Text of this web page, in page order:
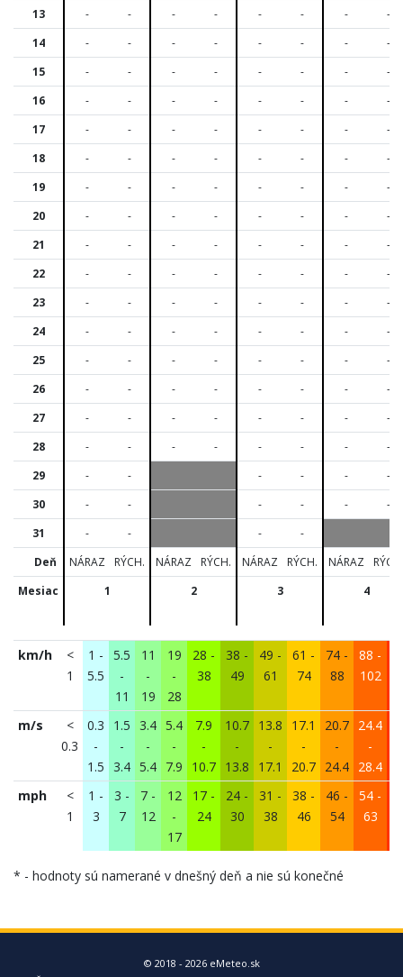
13
- - - - - - -
-
14
- - - - - - -
-
15
- - - - - - -
-
16
- - - - - - -
-
17
- - - - - - -
-
18
- - - - - - -
-
19
- - - - - - -
-
20
- - - - - - -
-
21
- - - - - - -
-
22
- - - - - - -
-
23
- - - - - - -
-
24
- - - - - - -
-
25
- - - - - - -
-
26
- - - - - - -
-
27
- - - - - - -
-
28
- - - - - - -
-
29
- - - - -
-
30
- - - - -
-
31
- - -
-
Deň
NÁRAZ RÝCH. NÁRAZ RÝCH. NÁRAZ RÝCH. NÁRAZ
RÝCH.
Mesiac
1 2 3 4
km/h
<
1
1 -
5.5
5.5
-
11
11
-
19
19
-
28
28 -
38
38 -
49
49 -
61
61 -
74
74 -
88
88 -
102
m/s
<
0.3
0.3
-
1.5
1.5
-
3.4
3.4
-
5.4
5.4
-
7.9
7.9
-
10.7
10.7
-
13.8
13.8
-
17.1
17.1
-
20.7
20.7
-
24.4
24.4
-
28.4
mph
<
1
1 -
3
3 -
7
7 -
12
12
-
17
17 -
24
24 -
30
31 -
38
38 -
46
46 -
54
54 -
63
* - hodnoty sú namerané v dnešný deň a nie sú konečné
© 2018 - 2026 eMeteo.sk